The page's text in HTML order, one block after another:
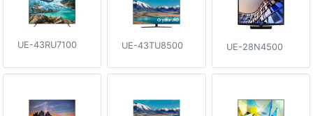
UE-43RU7100 UE-43TU8500 UE-28N4500